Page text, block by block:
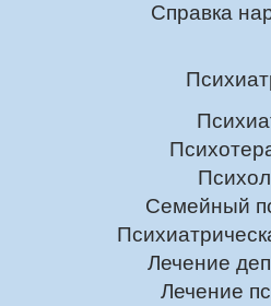
Справка
Семейный
Лечение
Лечение